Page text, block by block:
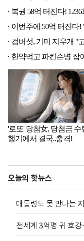
오늘의 핫뉴스
대통령도 못 만나는
전세계 3억명 귀 호